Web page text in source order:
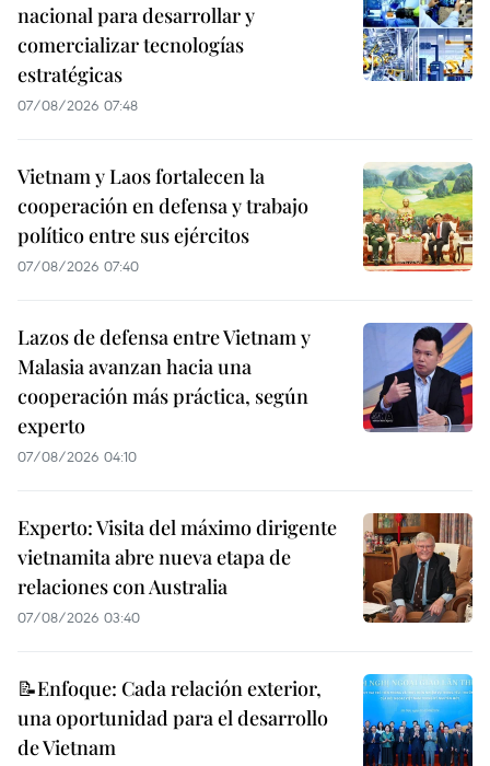
nacional para desarrollar y
comercializar tecnologías
estratégicas
07/08/2026 07:48
Vietnam y Laos fortalecen la
cooperación en defensa y trabajo
político entre sus ejércitos
07/08/2026 07:40
Lazos de defensa entre Vietnam y
Malasia avanzan hacia una
cooperación más práctica, según
experto
07/08/2026 04:10
Experto: Visita del máximo dirigente
vietnamita abre nueva etapa de
relaciones con Australia
07/08/2026 03:40
📝Enfoque: Cada relación exterior,
una oportunidad para el desarrollo
de Vietnam